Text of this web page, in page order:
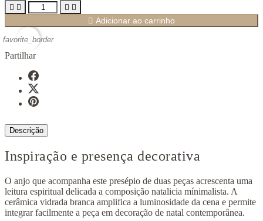
   
 Adicionar ao carrinho
favorite_border
Partilhar
Descrição
Inspiração e presença decorativa
O anjo que acompanha este presépio de duas peças acrescenta uma
leitura espiritual delicada a composição natalicia mínimalista. A
cerâmica vidrada branca amplifica a luminosidade da cena e permite
integrar facilmente a peça em decoração de natal contemporânea.